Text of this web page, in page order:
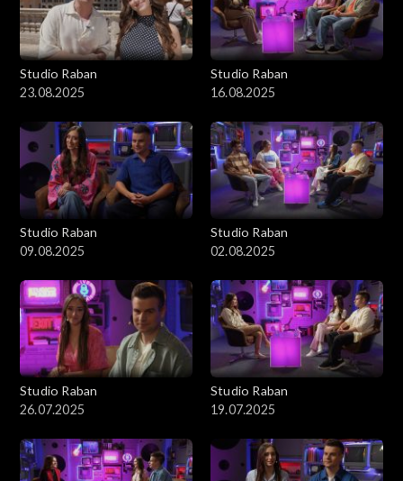
Studio Raban
23.08.2025
Studio Raban
16.08.2025
Studio Raban
09.08.2025
Studio Raban
02.08.2025
Studio Raban
26.07.2025
Studio Raban
19.07.2025